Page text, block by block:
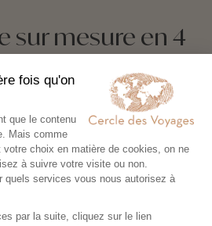
sur mesure en 4
vos envies
notre formulaire en ligne et
cours à vos rêves de
: inspirations, budget, période